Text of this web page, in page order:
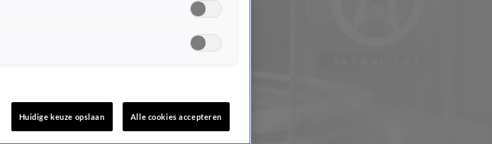
Huidige keuze opslaan Alle cookies accepteren